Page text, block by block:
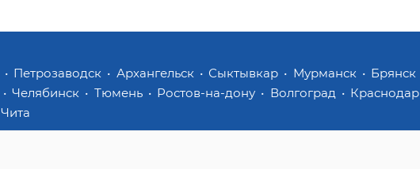
Петрозаводск Архангельск Сыктывкар Мурманск Брянск
Челябинск Тюмень Ростов-на-дону Волгоград Краснодар
Чита